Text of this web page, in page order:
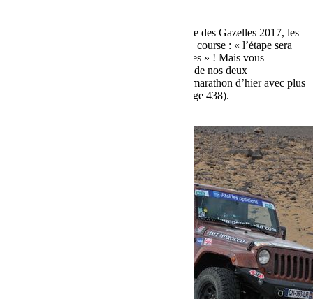
Ce matin pour cette dernière étape duRallye des Gazelles 2017, les
Expertes ont été averties par le directeur de course : « l’étape sera
longue (130 km) avec des difficultés subtiles » ! Mais vous
connaissez la ténacité et l’envie de vaincre de nos deux
championnes, toujours 1ères après l’étape marathon d’hier avec plus
de 8 km d’avance sur les secondes (équipage 438).